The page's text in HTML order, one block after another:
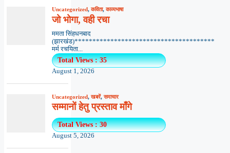
Uncategorized,कविता,काव्यभाषा
जो भोगा, वही रचा
ममता सिंहधनबाद
(झारखंड)***************************************
मर्म रचयिता...
Total Views : 35
August 1, 2026
Uncategorized,खबरें,समाचार
सम्मानों हेतु प्रस्ताव माँगे
Total Views : 30
August 5, 2026